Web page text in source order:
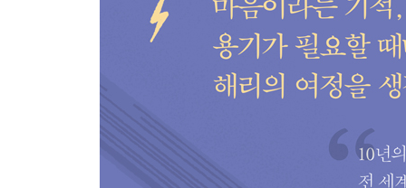
아이는 무엇으로 클까
우리를 힘들게 하는 사람들은 언제나 있다
좋아하는 일은 힘이 세다
그 모든 크리스마스에 축복을
부모를 인간으로 만날 때
상실을 견디는 일
때로 너무 아픈 이름, 가족
마음에 마음이 답하다